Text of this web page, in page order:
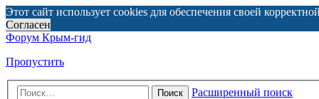
Этот сайт использует cookies для обеспечения своей
Согласен
Форум Крым-гид
Пропустить
Поиск Расширенный поиск